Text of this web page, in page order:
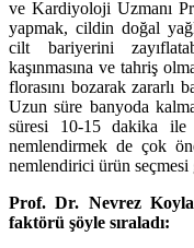
ve Kardiyoloji Uzmanı
yapmak, cildin doğal
cilt bariyerini
kaşınmasına ve tahriş
florasını bozarak zararlı
Uzun süre banyoda
süresi 10-15 dakika ile
nemlendirmek de çok
nemlendirici ürün seçmesi
Prof. Dr. Nevrez
faktörü şöyle sıraladı: